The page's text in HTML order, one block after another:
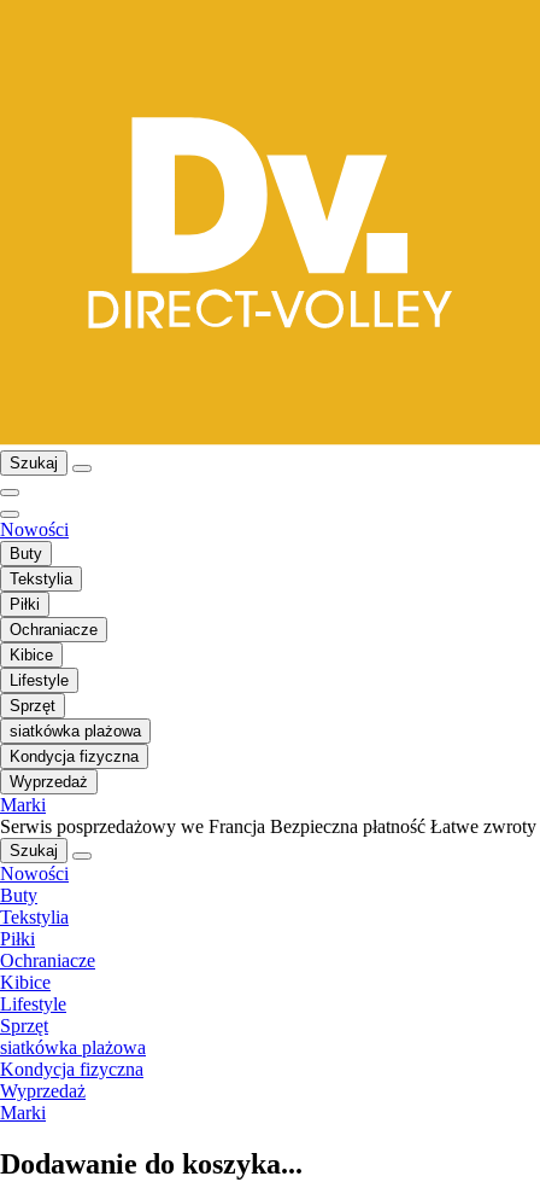
Szukaj
Nowości
Buty
Tekstylia
Piłki
Ochraniacze
Kibice
Lifestyle
Sprzęt
siatkówka plażowa
Kondycja fizyczna
Wyprzedaż
Marki
Serwis posprzedażowy we Francja Bezpieczna płatność Łatwe zwroty
Szukaj
Nowości
Buty
Tekstylia
Piłki
Ochraniacze
Kibice
Lifestyle
Sprzęt
siatkówka plażowa
Kondycja fizyczna
Wyprzedaż
Marki
Dodawanie do koszyka...